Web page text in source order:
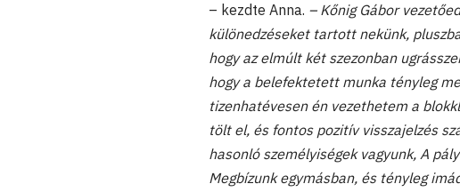
– kezdte Anna. – Kőnig Gábor
különedzéseket tartott nekünk,
hogy az elmúlt két szezonban
hogy a belefektetett munka tényleg
tizenhatévesen én vezethetem a
tölt el, és fontos pozitív visszajelzés
hasonló személyiségek vagyunk, A
Megbízunk egymásban, és tényleg